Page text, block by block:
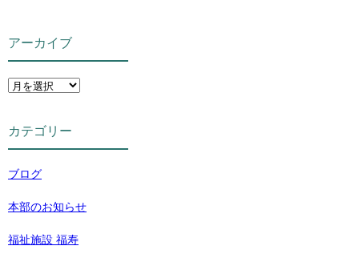
アーカイブ
カテゴリー
ブログ
本部のお知らせ
福祉施設 福寿